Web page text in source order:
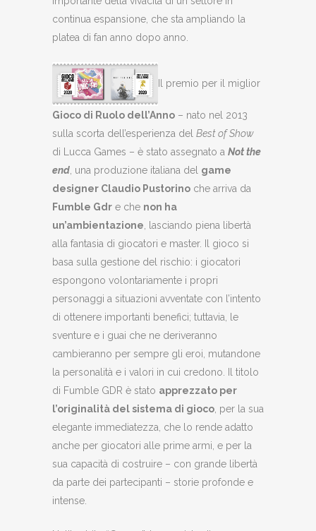
continua espansione, che sta ampliando la
platea di fan anno dopo anno.
Il premio per il miglior
Gioco di Ruolo dell’Anno – nato nel 2013
sulla scorta dell’esperienza del Best of Show
di Lucca Games – è stato assegnato a Not the
end , una produzione italiana del game
designer Claudio Pustorino che arriva da
Fumble Gdr e che non ha
un’ambientazione , lasciando piena libertà
alla fantasia di giocatori e master. Il gioco si
basa sulla gestione del rischio: i giocatori
espongono volontariamente i propri
personaggi a situazioni avventate con l’intento
di ottenere importanti benefici; tuttavia, le
sventure e i guai che ne deriveranno
cambieranno per sempre gli eroi, mutandone
la personalità e i valori in cui credono. Il titolo
di Fumble GDR è stato apprezzato per
l’originalità del sistema di gioco , per la sua
elegante immediatezza, che lo rende adatto
anche per giocatori alle prime armi, e per la
sua capacità di costruire – con grande libertà
da parte dei partecipanti – storie profonde e
intense.